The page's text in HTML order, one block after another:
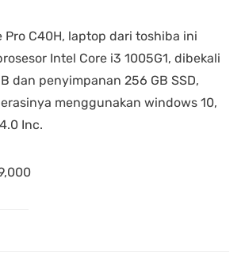
Pro C40H, laptop dari toshiba ini
Intel Core i3 1005G1, dibekali
dan penyimpanan 256 GB SSD,
menggunakan windows 10,
Inc.